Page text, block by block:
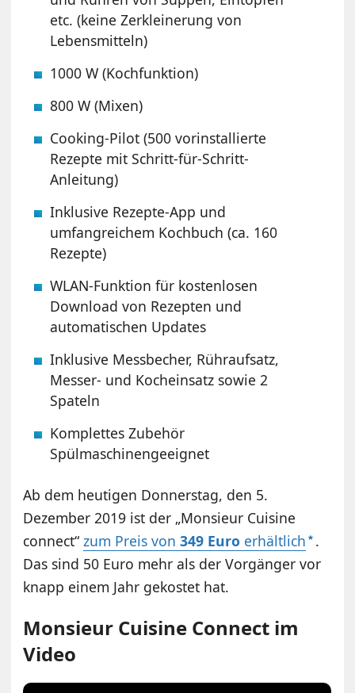
etc. (keine Zerkleinerung von
Lebensmitteln)
1000 W (Kochfunktion)
800 W (Mixen)
Cooking-Pilot (500 vorinstallierte
Rezepte mit Schritt-für-Schritt-
Anleitung)
Inklusive Rezepte-App und
umfangreichem Kochbuch (ca. 160
Rezepte)
WLAN-Funktion für kostenlosen
Download von Rezepten und
automatischen Updates
Inklusive Messbecher, Rühraufsatz,
Messer- und Kocheinsatz sowie 2
Spateln
Komplettes Zubehör
Spülmaschinengeeignet
Ab dem heutigen Donnerstag, den 5.
Dezember 2019 ist der „Monsieur Cuisine
connect“zum Preis von349 Euro erhältlich .
Das sind 50 Euro mehr als der Vorgänger vor
knapp einem Jahr gekostet hat.
Monsieur Cuisine Connect im
Video